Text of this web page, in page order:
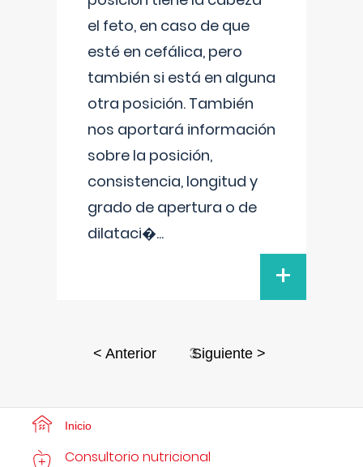
el feto, en caso de que
esté en cefálica, pero
también si está en alguna
otra posición. También
nos aportará información
sobre la posición,
consistencia, longitud y
grado de apertura o de
dilataci�...
+
< Anterior 3Siguiente >
Inicio
Consultorio nutricional